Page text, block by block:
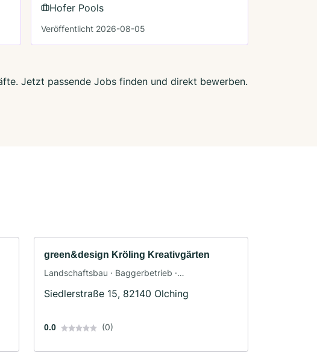
Hofer Pools
Veröffentlicht 2026-08-05
Jetzt passende Jobs finden und direkt bewerben.
green&design Kröling Kreativgärten
Landschaftsbau · Baggerbetrieb ·
Teichbau · Terrassengestaltung · Zaunbau
Siedlerstraße 15, 82140 Olching
0.0 (0)